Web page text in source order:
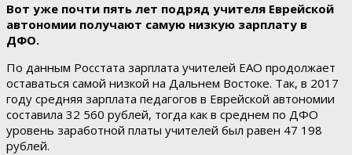
Вот уже почти пять лет подряд учителя Еврейской
автономии получают самую низкую зарплату в
ДФО.
По данным Росстата зарплата учителей ЕАО продолжает
оставаться самой низкой на Дальнем Востоке. Так, в 2017
году средняя зарплата педагогов в Еврейской автономии
составила 32 560 рублей, тогда как в среднем по ДФО
уровень заработной платы учителей был равен 47 198
рублей.